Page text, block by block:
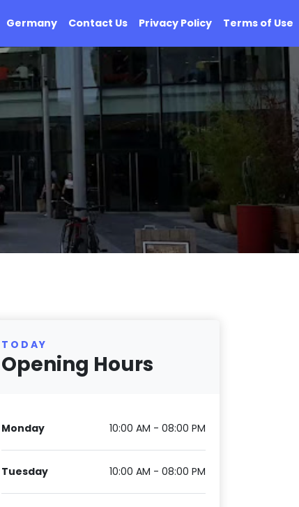
Germany Contact Us Privacy Policy Terms of Use
TODAY
Opening Hours
Monday 10:00 AM - 08:00 PM
Tuesday 10:00 AM - 08:00 PM